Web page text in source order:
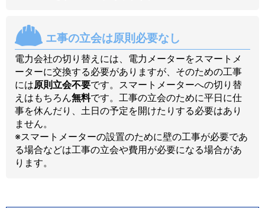
エ事の立会は原則必要なし
電力会社の切り替えには、電力メーターをスマートメ
ーターに交換する必要がありますが、そのための工事
には原則立会不要です。スマートメーターへの切り替
えはもちろん無料です。工事の立会のために平日に仕
事を休んだり、土日の予定を開けたりする必要はあり
ません。
※スマートメーターの設置のために壁の工事が必要であ
る場合などは工事の立会や費用が必要になる場合があ
ります。